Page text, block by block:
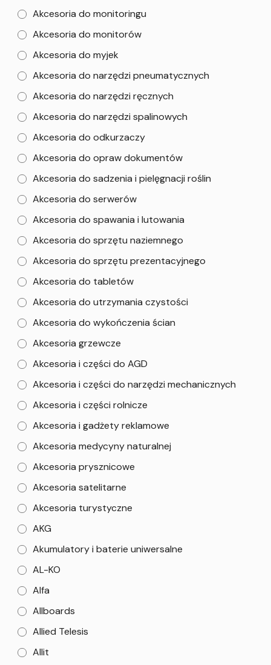
Akcesoria do monitoringu
Akcesoria do monitorów
Akcesoria do myjek
Akcesoria do narzędzi pneumatycznych
Akcesoria do narzędzi ręcznych
Akcesoria do narzędzi spalinowych
Akcesoria do odkurzaczy
Akcesoria do opraw dokumentów
Akcesoria do sadzenia i pielęgnacji roślin
Akcesoria do serwerów
Akcesoria do spawania i lutowania
Akcesoria do sprzętu naziemnego
Akcesoria do sprzętu prezentacyjnego
Akcesoria do tabletów
Akcesoria do utrzymania czystości
Akcesoria do wykończenia ścian
Akcesoria grzewcze
Akcesoria i części do AGD
Akcesoria i części do narzędzi mechanicznych
Akcesoria i części rolnicze
Akcesoria i gadżety reklamowe
Akcesoria medycyny naturalnej
Akcesoria prysznicowe
Akcesoria satelitarne
Akcesoria turystyczne
AKG
Akumulatory i baterie uniwersalne
AL-KO
Alfa
Allboards
Allied Telesis
Allit